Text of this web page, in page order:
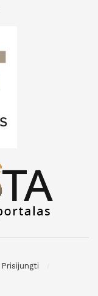
Prisijungti